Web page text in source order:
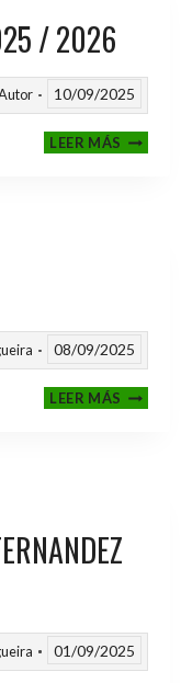
/ 2026
10/09/2025
LEER MÁS
08/09/2025
LEER MÁSIII
01/09/2025